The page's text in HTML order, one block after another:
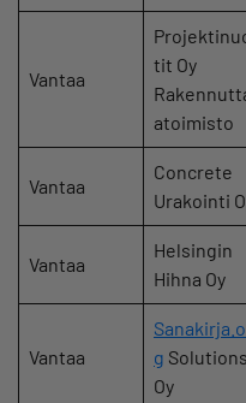
Vantaa
tit Oy
atoimisto
Vantaa
Concrete
Urakointi
Vantaa
Helsingin
Hihna Oy
Vantaa
g Solutions
Oy